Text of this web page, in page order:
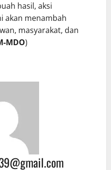
hasil, aksi
akan menambah
masyarakat, dan
MDO)